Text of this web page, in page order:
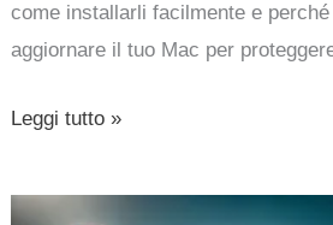
come installarli facilmente e
aggiornare il tuo Mac per
Leggi tutto »
macOS